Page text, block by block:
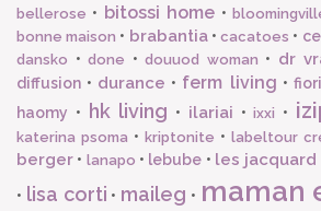
bellerose • bitossi home •
bonne maison • brabantia•cacatoes •
dansko • done • douuod woman • dr
diffusion • durance • ferm living •
haomy • hk living • ilariai •ixxi •
katerina psoma • kriptonite • labeltour
berger • lanapo • lebube • les jacquard
• lisa corti • maileg • maman